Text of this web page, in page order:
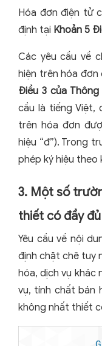
Hóa đơn điện tử
định tại Khoản 5
Các yêu cầu về
hiện trên hóa
Điều 3 của
cầu là tiếng Việt,
trên hóa đơn
hiệu “đ”). Trong
phép ký hiệu theo
3. Một số
thiết có đầy
Yêu cầu về nội
định chặt chẽ tuy
hóa, dịch vụ khác
vụ, tính chất bán
không nhất thiết